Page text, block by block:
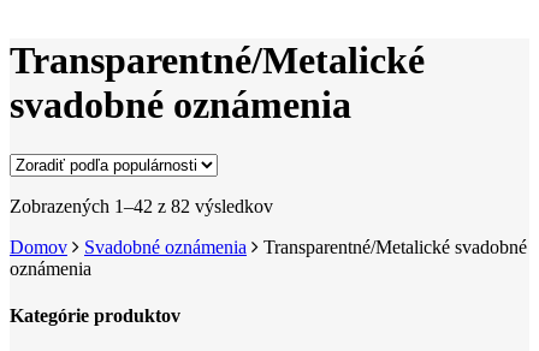
Transparentné/Metalické
svadobné oznámenia
Zobrazených 1–42 z 82 výsledkovZoradené
popularity
Domov Svadobné oznámenia
Transparentné/Metalické svadobné
oznámenia
Kategórie produktov